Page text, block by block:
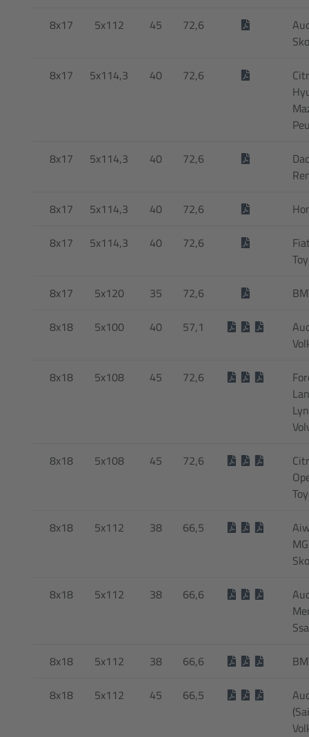
8x17 5x112 45 72,6
8x17 5x114,3 40 72,6
8x17 5x114,3 40 72,6
8x17 5x114,3 40 72,6
8x17 5x114,3 40 72,6
8x17 5x120 35 72,6
8x18 5x100 40 57,1
8x18 5x108 45 72,6
8x18 5x108 45 72,6
8x18 5x112 38 66,5
8x18 5x112 38 66,6
8x18 5x112 38 66,6
8x18 5x112 45 66,5